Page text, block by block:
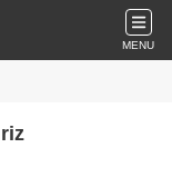
MENU